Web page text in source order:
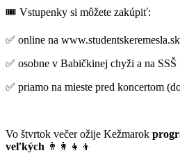
🎟 Vstupenky si môžete zakúpiť:
✅ online na www.studentskeremesla.sk
✅ osobne v Babičkinej chyži a na SSŠ
✅ priamo na mieste pred koncertom
Vo štvrtok večer ožije Kežmarok
veľkých 👨‍👩‍👧‍👦